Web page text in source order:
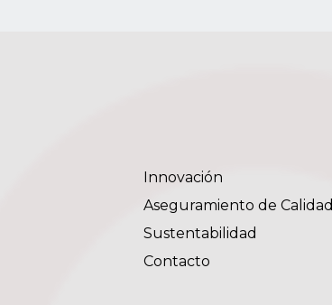
Innovación
Aseguramiento de Calidad
Sustentabilidad
Contacto